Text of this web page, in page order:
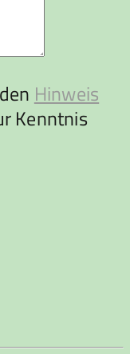
Hinweis
Kenntnis